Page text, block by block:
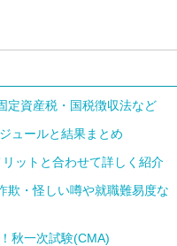
定資産税・国税徴収法など
ュールと結果まとめ
ットと合わせて詳しく紹介
欺・怪しい噂や就職難易度な
秋一次試験(CMA)